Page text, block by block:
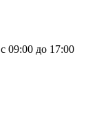
с 09:00 до 17:00